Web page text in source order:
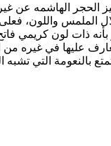
الحجر الهاشمه عن
الملمس واللون،
80 يتميز بأنه ذات لون
عليها في غيره من
بالنعومة التي تشبه